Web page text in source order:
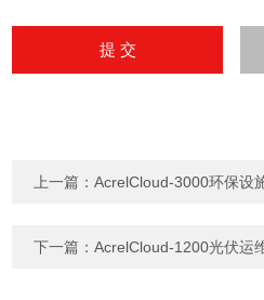
上一篇：AcrelCloud-3000环保设
下一篇：AcrelCloud-1200光伏运